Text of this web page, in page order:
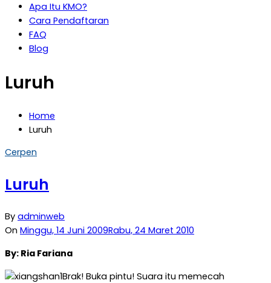
Apa Itu KMO?
Cara Pendaftaran
FAQ
Blog
Luruh
Home
Luruh
Cerpen
Luruh
By adminweb
On Minggu, 14 Juni 2009Rabu, 24 Maret 2010
By: Ria Fariana
Brak! Buka pintu! Suara itu memecah